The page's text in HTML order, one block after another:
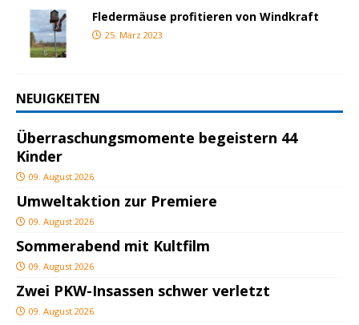
Fledermäuse profitieren von Windkraft
25. März 2023
NEUIGKEITEN
Überraschungsmomente begeistern 44
Kinder
09. August 2026
Umweltaktion zur Premiere
09. August 2026
Sommerabend mit Kultfilm
09. August 2026
Zwei PKW-Insassen schwer verletzt
09. August 2026